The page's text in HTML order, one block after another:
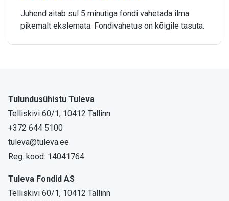
Juhend aitab sul 5 minutiga fondi vahetada ilma
pikemalt ekslemata. Fondivahetus on kõigile tasuta.
Tulundusühistu Tuleva
Telliskivi 60/1, 10412 Tallinn
+372 644 5100
tuleva@tuleva.ee
Reg. kood: 14041764
Tuleva Fondid AS
Telliskivi 60/1, 10412 Tallinn